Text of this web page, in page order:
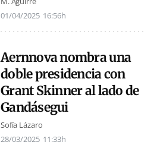
01/04/2025 16:56h
Aernnova nombra una
doble presidencia con
Grant Skinner al lado de
Gandásegui
Sofía Lázaro
28/03/2025 11:33h